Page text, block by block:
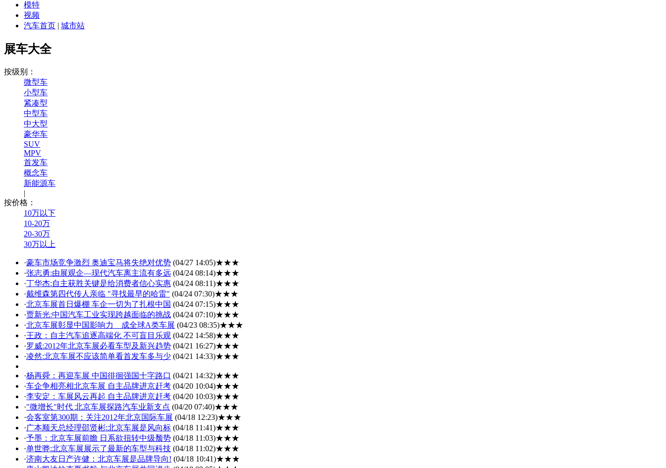
模特
视频
汽车首页 | 城市站
展车大全
按级别：
微型车
小型车
紧凑型
中型车
中大型
豪华车
SUV
MPV
首发车
概念车
新能源车
|
按价格：
10万以下
10-20万
20-30万
30万以上
·豪车市场竞争激烈 奥迪宝马将失绝对优势 (04/27 14:05)★★★
·张志勇:由展观企—现代汽车离主流有多远 (04/24 08:14)★★★
·丁华杰:自主获胜关键是给消费者信心实惠 (04/24 08:11)★★★
·戴维森第四代传人亲临 "寻找最早的哈雷" (04/24 07:30)★★★
·北京车展首日爆棚 车企一切为了扎根中国 (04/24 07:15)★★★
·贾新光:中国汽车工业实现跨越面临的挑战 (04/24 07:10)★★★
·北京车展彰显中国影响力 成全球A类车展 (04/23 08:35)★★★
·王政：自主汽车追逐高端化 不可盲目乐观 (04/22 14:58)★★★
·罗威:2012年北京车展必看车型及新兴趋势 (04/21 16:27)★★★
·凌然:北京车展不应该简单看首发车多与少 (04/21 14:33)★★★
·杨再舜：再迎车展 中国徘徊强国十字路口 (04/21 14:32)★★★
·车企争相亮相北京车展 自主品牌进京赶考 (04/20 10:04)★★★
·李安定：车展风云再起 自主品牌进京赶考 (04/20 10:03)★★★
·"微增长"时代 北京车展探路汽车业新支点 (04/20 07:40)★★★
·会客室第300期：关注2012年北京国际车展 (04/18 12:23)★★★
·广本顺天总经理邵贤彬:北京车展是风向标 (04/18 11:41)★★★
·予墨：北京车展前瞻 日系欲扭转中级颓势 (04/18 11:03)★★★
·单世骅:北京车展展示了最新的车型与科技 (04/18 11:02)★★★
·济南大友日产许健：北京车展是品牌导向! (04/18 10:41)★★★